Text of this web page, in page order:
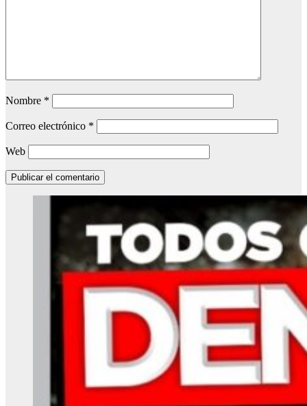
Nombre *
Correo electrónico *
Web